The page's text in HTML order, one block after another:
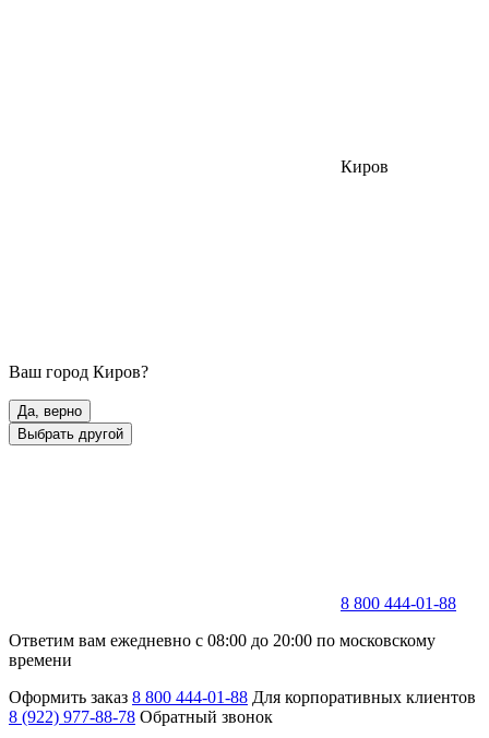
Киров
Ваш город Киров?
Да, верно
Выбрать другой
8 800 444-01-88
Ответим вам ежедневно с 08:00 до 20:00 по московскому
времени
Оформить заказ 8 800 444-01-88 Для корпоративных клиентов
8 (922) 977-88-78 Обратный звонок